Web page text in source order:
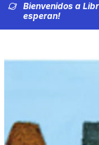
Bienvenidos a
esperan!